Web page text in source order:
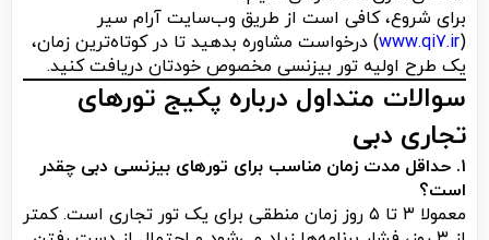
برای شروع، کافی است از طریق وب‌سایت آرام سیر
(
www.qi7.ir) درخواست مشاوره بدهید تا در کوتاه‌ترین زمان،
یک طرح اولیه تور بیزنسی مخصوص خودتان دریافت کنید.
سوالات متداول درباره پکیج تورهای
تجاری دبی
۱. حداقل مدت زمان مناسب برای تورهای بیزنسی دبی چقدر
است؟
معمولا ۳ تا ۵ روز زمان منطقی برای یک تور تجاری است. کمتر